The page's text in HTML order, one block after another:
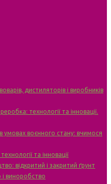
дистиляторів і виробників
технології та інновації.
умовах воєнного стану: вчимося
та інновації
відкритий і закритий ґрунт
і виноробство